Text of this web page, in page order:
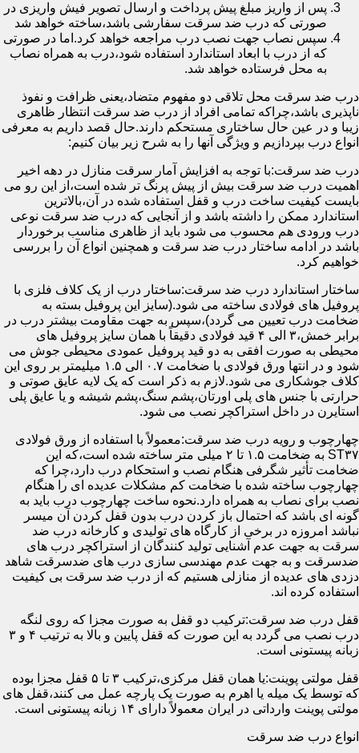
پس از واریز مبلغ پیش پرداخت و ارسال تصویر فیش واریزی در
صورتی که درب ضد سرقت سفارشی باشد،ساخته خواهد شد
سپس نصاب جهت نصب درب مراجعه خواهد کرد.اما در صورتی
که از درب با ابعاد استاندارد استفاده شود،درب به همراه نصاب
به محل فرستاده خواهد شد.
درب ضد سرقت محل تلاقی دو مفهوم متضاد،یعنی ظرافت و نفوذ
ناپذیری باشد،چراکه تمامی افراد از درب ضد سرقت انتظار ظاهری
زیبا و در عین حال ساختاری مستحکم دارند.حال قصد داریم به معرفی
انواع درب بپردازیم و ویژگی آنها را به شرح زیر بیان کنیم:
درب ضد سرقت:با توجه به افزایش آمار سرقت منازل در دهه اخیر
اهمیت درب ضد سرقت بیش از پیش پرنگ تر شده است،از این رو می
بایست کیفیت ساخت درب و قفل استفاده شده در آن،بالاترین
استاندارد ممکن را داشته باشد و از آنجایی که درب ضد سرقت نوعی
درب ورودی هم محسوب می شود باید از ظاهری مناسب برخوردار
باشد در ادامه ساختار درب ضد سرقت و همچنین انواع آن را بررسی
خواهیم کرد.
ساختار استاندارد درب ضد سرقت:ساختار درب از یک کلاف فلزی با
پروفیل های فولادی ساخته می شود.(سایز این پروفیل بسته به
ضخامت درب تعیین می گردد)،سپس به جهت مقاومت بیشتر درب در
برابر خمش،۳ الی ۴ قید فولادی دقیقاً با همان سایز پروفیل های
محیطی به صورت افقی به دو قید پروفیل عمودی محیطی جوش می
شود و در انتها ورق فولادی با ضخامت ۰.۷ الی ۱.۵ میلیمتر بر روی این
کلاف جوشکاری می شود.لازم به ذکر است که یک لایه عایق صوتی و
حرارتی با جنس های پلی اورتان،پشم سنگ،پشم شیشه و یا عایق پلی
استایرن در داخل استراکچر نصب می شود.
چهارچوب و رویه درب ضد سرقت:معمولاً با استفاده از ورق فولادی
ST۳۷ به ضخامت ۱.۵ تا ۲ میلی متر ساخته شده است،که این
ضخامت تأثیر شگرفی هنگام نصب و استحکام درب دارد،چرا که
چهارچوب ساخته شده با ضخامت کم مشکلات عدیده ای را هنگام
نصب برای نصاب به همراه دارد.نحوه ساخت چهارچوب درب باید به
گونه ای باشد که احتمال باز کردن درب بدون قفل کردن آن میسر
نباشد امروزه در برخی از کارگاه های تولیدی و کارخانه درب ضد
سرقت به جهت عدم آشنایی تولید کنندگان از استراکچر درب های
ضدسرقت و به جهت عدم مهندسی سازی درب های ضدسرقت شاهد
دزدی های عدیده از منازلی هستیم که از درب ضد سرقت بی کیفیت
استفاده کرده اند.
قفل درب ضد سرقت:ترکیب دو قفل به صورت مجزا که روی لنگه
درب نصب می گردد به این صورت که قفل پایین و بالا به ترتیب ۴ و ۳
زبانه پیستونی است.
قفل مولتی پوینت:یا همان قفل مرکزی،ترکیب ۳ تا ۵ قفل مجزا بوده
که توسط یک میله یا اهرم به صورت یک پارچه عمل می کنند،قفل های
مولتی پوینت وارداتی در ایران معمولاً دارای ۱۴ زبانه پیستونی است.
انواع درب ضد سرقت